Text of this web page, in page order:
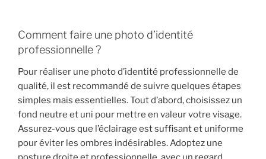
Comment faire une photo d’identité
professionnelle ?
Pour réaliser une photo d’identité professionnelle de
qualité, il est recommandé de suivre quelques étapes
simples mais essentielles. Tout d’abord, choisissez un
fond neutre et uni pour mettre en valeur votre visage.
Assurez-vous que l’éclairage est suffisant et uniforme
pour éviter les ombres indésirables. Adoptez une